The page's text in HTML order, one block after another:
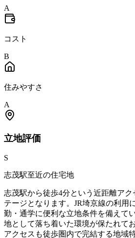
A
コスト
B
住みやすさ
A
立地評価
S
志茂駅至近の住宅地
志茂駅から徒歩4分という近距離ア
テージとなります。JR埼京線の利用
勤・通学に便利な立地条件を備えて
地として落ち着いた環境が保たれて
アクセスも徒歩圏内で完結する地域